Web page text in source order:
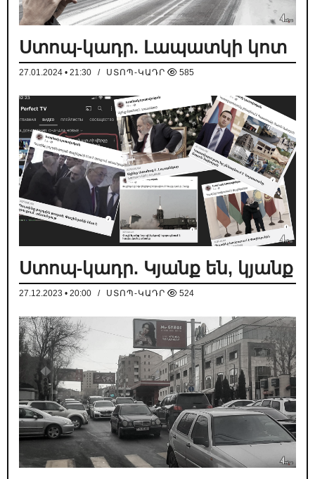
Ստոպ-կադր. Լապատկի կոտ
27.01.2024 • 21:30 / ՍՏՈՊ-ԿԱԴՐ 585
Ստոպ-կադր. Կյանք են, կյանք
27.12.2023 • 20:00 / ՍՏՈՊ-ԿԱԴՐ 524